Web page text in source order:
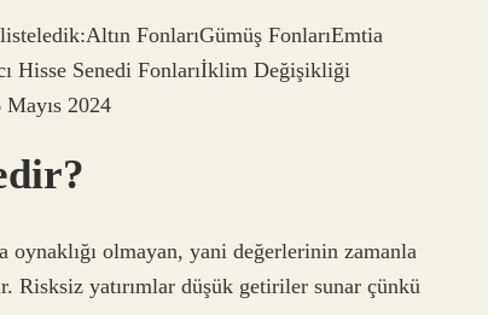
FonlarıGümüş FonlarıEmtia
Hisse Senedi Fonlarıİklim Değişikliği
2024
olmayan, yani değerlerinin zamanla
Risksiz yatırımlar düşük getiriler sunar çünkü